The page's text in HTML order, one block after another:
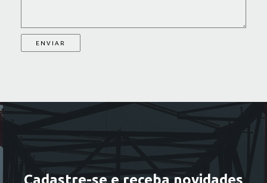
Cadastre-se e receba novidades